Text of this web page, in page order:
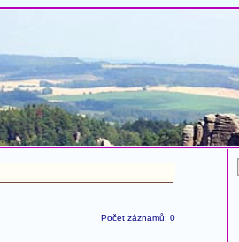
Počet záznamů: 0